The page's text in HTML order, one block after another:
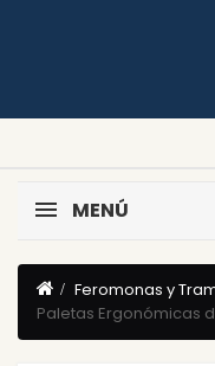
MENÚ
Feromonas y
Paletas Ergonómicas